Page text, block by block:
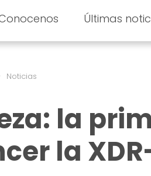
Últimas
Noticias
la
la